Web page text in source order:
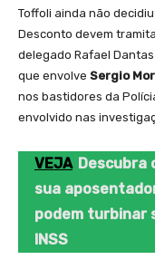
Toffoli ainda não
Desconto devem
delegado Rafael
que envolve Sergio
nos bastidores da
envolvido nas
VEJA Descubra
sua
podem turbinar
INSS